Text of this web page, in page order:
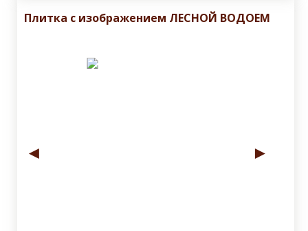
Плитка с изображением ЛЕСНОЙ ВОДОЕМ
◄ ►